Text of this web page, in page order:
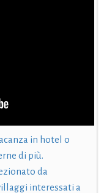
in hotel o
di più.
da
interessati a